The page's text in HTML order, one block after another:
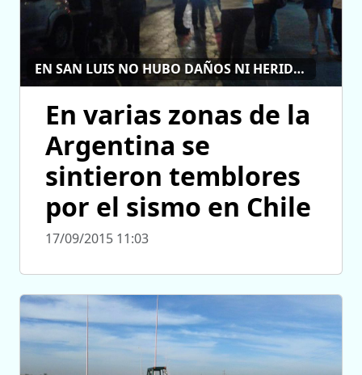
EN SAN LUIS NO HUBO DAÑOS NI HERIDOS
En varias zonas de la
Argentina se
sintieron temblores
por el sismo en Chile
17/09/2015 11:03